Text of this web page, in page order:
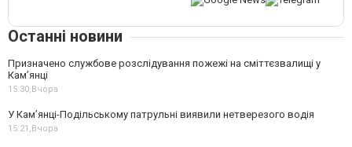
Останні новини
Призначено службове розслідування пожежі на сміттєзвалищі у
Кам’янці
15:30, Вчора
У Кам’янці-Подільському патрульні виявили нетверезого водія
15:21, Вчора